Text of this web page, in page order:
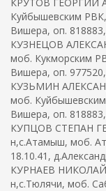
Куйбышевским
Вишера, оп.
КУЗНЕЦОВ
моб. Кукморским
Вишера, оп.
КУЗЬМИН
моб.
Вишера, оп.
КУПЦОВ СТЕПАН
н,с.Атамыш, моб.
18.10.41,
КУРНАЕВ НИКОЛАЙ
н,с.Тюлячи, моб.